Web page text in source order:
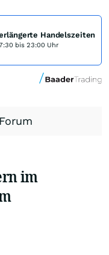
Handelszeiten
bis 23:00 Uhr
im